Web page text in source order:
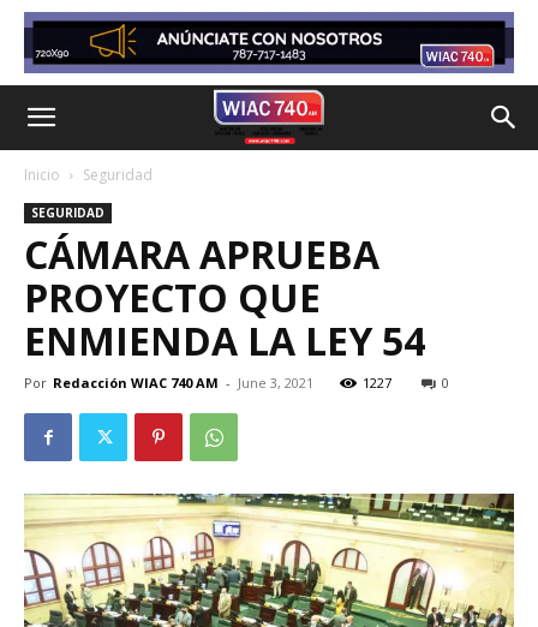
Inicio Seguridad
SEGURIDAD
CÁMARA APRUEBA
PROYECTO QUE
ENMIENDA LA LEY 54
Por Redacción WIAC 740 AM - June 3, 2021 1227 0